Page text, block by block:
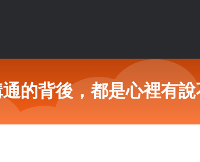
的背後，都是心裡有